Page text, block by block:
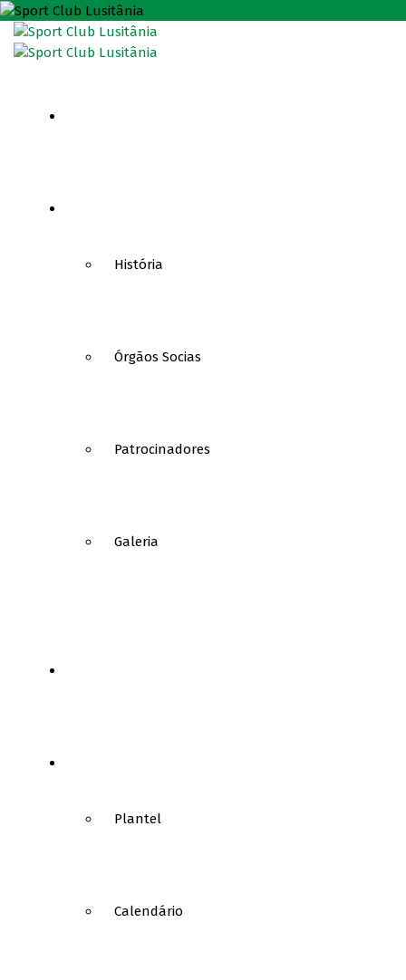
História
Órgãos Socias
Patrocinadores
Galeria
Plantel
Calendário